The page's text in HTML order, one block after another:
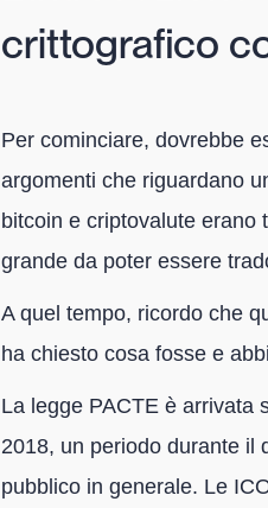
crittografico
Per cominciare, dovrebbe
argomenti che riguardano
bitcoin e criptovalute erano
grande da poter essere
A quel tempo, ricordo che
ha chiesto cosa fosse e
La legge PACTE è arrivata
2018, un periodo durante il
pubblico in generale. Le